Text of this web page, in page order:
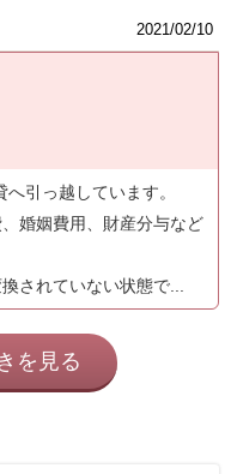
2021/02/10
引っ越しています。
婚姻費用、財産分与など
されていない状態で...
を見る